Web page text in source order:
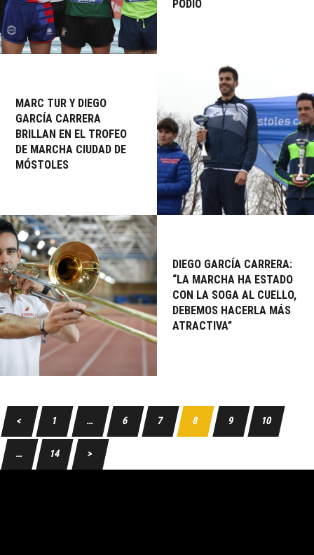
PODIO
MARC TUR Y DIEGO
GARCÍA CARRERA
BRILLAN EN EL TROFEO
DE MARCHA CIUDAD DE
MÓSTOLES
DIEGO GARCÍA CARRERA:
“LA MARCHA HA ESTADO
CON LA SOGA AL CUELLO,
DEBEMOS HACERLA MÁS
ATRACTIVA”
< 1 … 6 7 8 9 10
… 14 >